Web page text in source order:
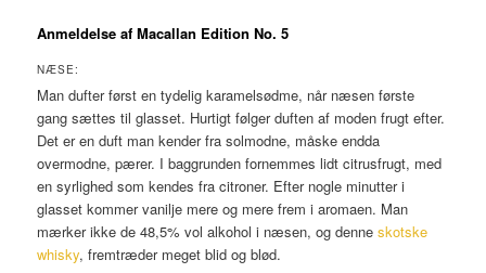
Anmeldelse af Macallan Edition No. 5
NÆSE:
Man dufter først en tydelig karamelsødme, når næsen første
gang sættes til glasset. Hurtigt følger duften af moden frugt efter.
Det er en duft man kender fra solmodne, måske endda
overmodne, pærer. I baggrunden fornemmes lidt citrusfrugt, med
en syrlighed som kendes fra citroner. Efter nogle minutter i
glasset kommer vanilje mere og mere frem i aromaen. Man
mærker ikke de 48,5% vol alkohol i næsen, og denneskotske
whisky, fremtræder meget blid og blød.